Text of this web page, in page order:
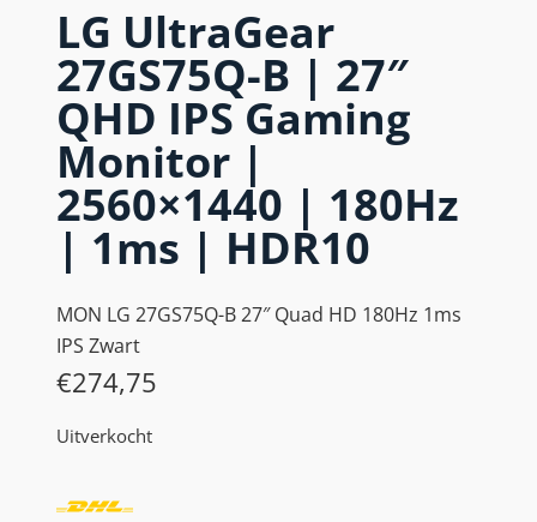
LG UltraGear
27GS75Q-B | 27″
QHD IPS Gaming
Monitor |
2560×1440 | 180Hz
| 1ms | HDR10
MON LG 27GS75Q-B 27″ Quad HD 180Hz 1ms
IPS Zwart
€274,75
Uitverkocht